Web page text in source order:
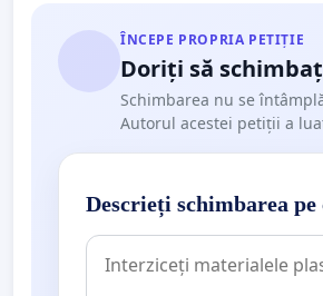
ÎNCEPE PROPRIA PETIȚIE
Doriți să
Schimbarea nu se
Autorul acestei petiții a
Descrieți schimbarea